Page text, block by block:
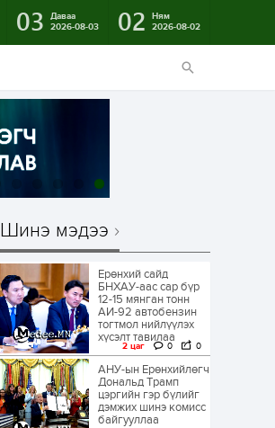
03
Даваа
2026-08-03
02
Ням
2026-08-02
Шинэ мэдээ
Ерөнхий сайд
БНХАУ-аас сар бүр
12-15 мянган тонн
АИ-92 автобензин
тогтмол нийлүүлэх
хүсэлт тавилаа
2 цаг 0 0
АНУ-ын Ерөнхийлөгч
Дональд Трамп
цэргийн гэр бүлийг
дэмжих шинэ комисс
байгууллаа